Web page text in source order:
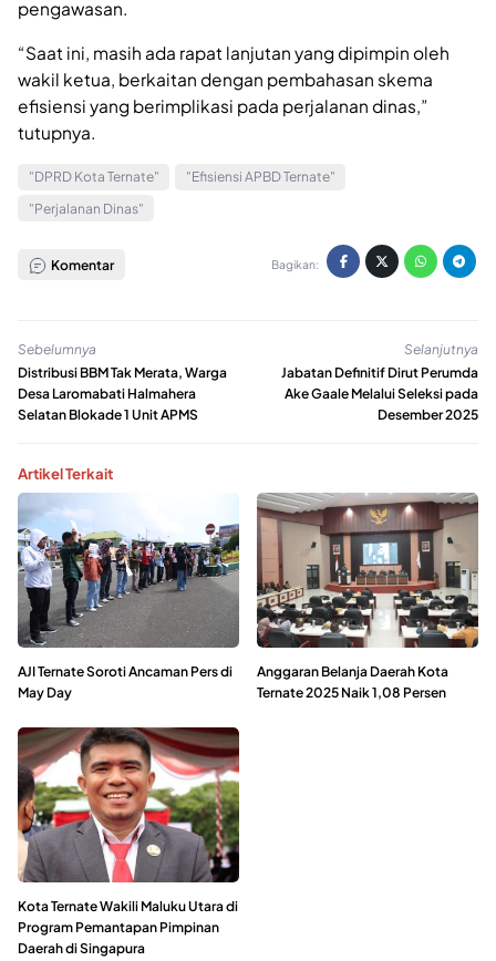
pengawasan.
“Saat ini, masih ada rapat lanjutan yang dipimpin oleh
wakil ketua, berkaitan dengan pembahasan skema
efisiensi yang berimplikasi pada perjalanan dinas,”
tutupnya.
"DPRD Kota Ternate"
"Efisiensi APBD Ternate"
"Perjalanan Dinas"
Komentar Bagikan:
Sebelumnya
Distribusi BBM Tak Merata, Warga
Desa Laromabati Halmahera
Selatan Blokade 1 Unit APMS
Selanjutnya
Jabatan Definitif Dirut Perumda
Ake Gaale Melalui Seleksi pada
Desember 2025
Artikel Terkait
AJI Ternate Soroti Ancaman Pers di
May Day
Anggaran Belanja Daerah Kota
Ternate 2025 Naik 1,08 Persen
Kota Ternate Wakili Maluku Utara di
Program Pemantapan Pimpinan
Daerah di Singapura